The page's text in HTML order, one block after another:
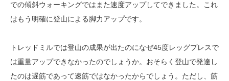
での傾斜ウォーキングではまた速度アップしてできました。これ
はもう明確に登山による脚力アップです。
トレッドミルでは登山の成果が出たのになぜ45度レッグプレスで
は重量アップできなかったのでしょうか。おそらく登山で発達し
たのは遅筋であって速筋ではなかったからでしょう。ただし、筋